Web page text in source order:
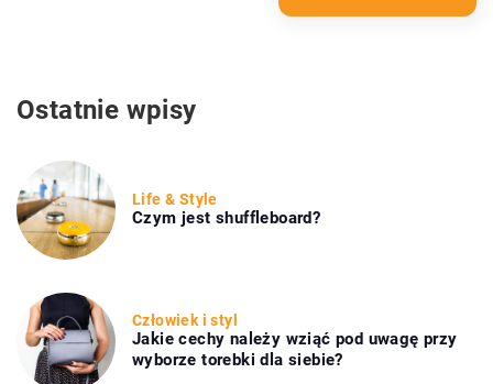
Ostatnie wpisy
Life & Style
Czym jest shuffleboard?
Człowiek i styl
Jakie cechy należy wziąć pod uwagę przy
wyborze torebki dla siebie?